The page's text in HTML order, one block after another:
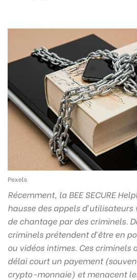
Pexels
Récemment, la BEE SECURE
hausse des appels
de chantage par des criminels.
criminels prétendent d’être en
ou vidéos intimes. Ces criminels
délai court un payement
crypto-monnaie) et menacent